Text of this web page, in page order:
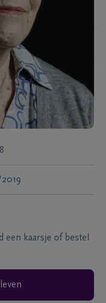
een kaarsje of bestel